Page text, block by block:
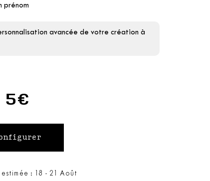
prénom
avancée de votre création à
5€
estimée : 18 - 21 Août